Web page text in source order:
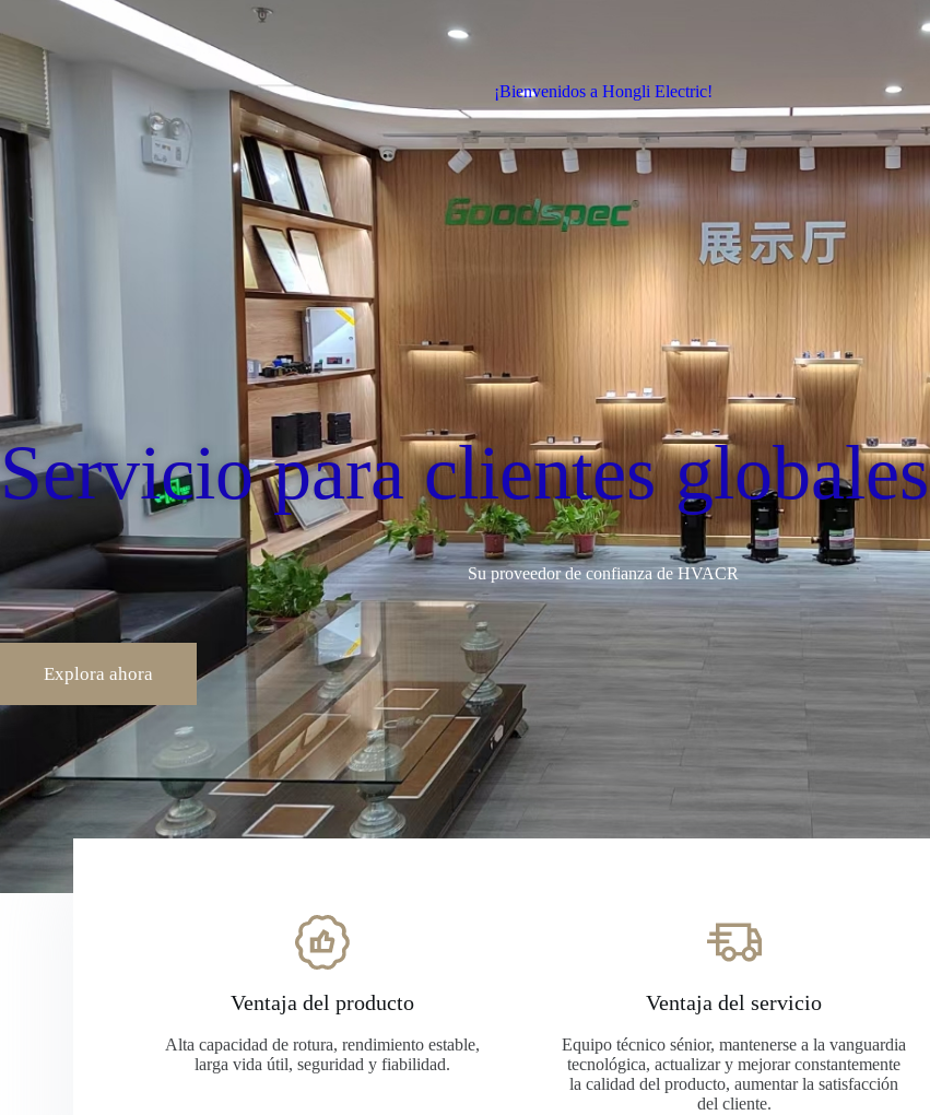
¡Bienvenidos a Hongli Electric!
Servicio para clientes globales
Su proveedor de confianza de HVACR
Explora ahora
Ventaja del producto
Alta capacidad de rotura, rendimiento estable,
larga vida útil, seguridad y fiabilidad.
Ventaja del servicio
Equipo técnico sénior, mantenerse a la vanguardia
tecnológica, actualizar y mejorar constantemente
la calidad del producto, aumentar la satisfacción
del cliente.